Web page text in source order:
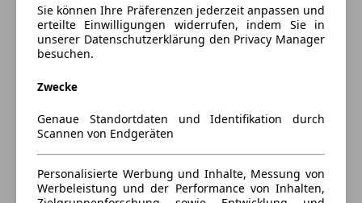
Sie können Ihre Präferenzen jederzeit anpassen und
erteilte Einwilligungen widerrufen, indem Sie in
unserer Datenschutzerklärung den Privacy Manager
besuchen.
Zwecke
Genaue Standortdaten und Identifikation durch
Scannen von Endgeräten
Personalisierte Werbung und Inhalte, Messung von
Werbeleistung und der Performance von Inhalten,